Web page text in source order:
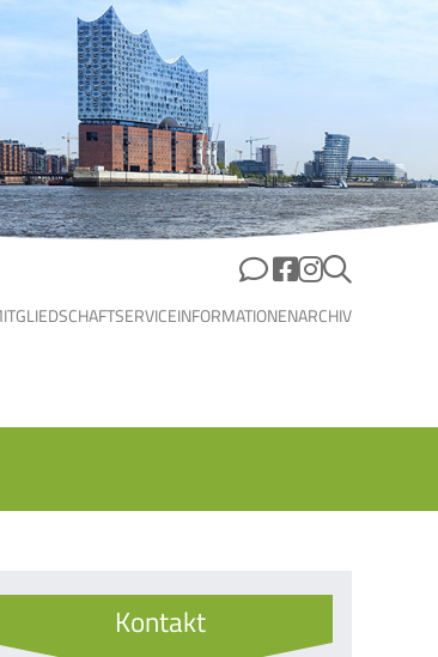
SERVICEINFORMATIONENARCHIV
Kontakt